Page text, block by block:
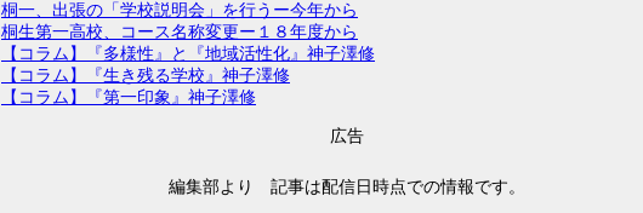
桐一、出張の「学校説明会」を行うー今年から
桐生第一高校、コース名称変更ー１８年度から
【コラム】『多様性』と『地域活性化』神子澤修
【コラム】『生き残る学校』神子澤修
【コラム】『第一印象』神子澤修
広告
編集部より 記事は配信日時点での情報です。